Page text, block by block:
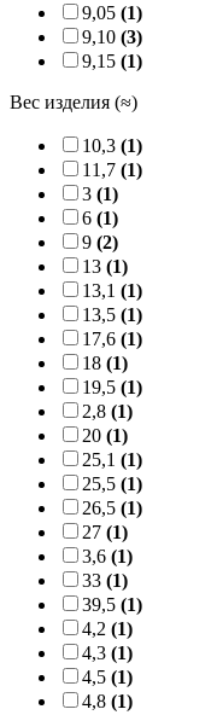
9,05 (1)
9,10 (3)
9,15 (1)
Вес изделия (≈)
10,3 (1)
11,7 (1)
3 (1)
6 (1)
9 (2)
13 (1)
13,1 (1)
13,5 (1)
17,6 (1)
18 (1)
19,5 (1)
2,8 (1)
20 (1)
25,1 (1)
25,5 (1)
26,5 (1)
27 (1)
3,6 (1)
33 (1)
39,5 (1)
4,2 (1)
4,3 (1)
4,5 (1)
4,8 (1)